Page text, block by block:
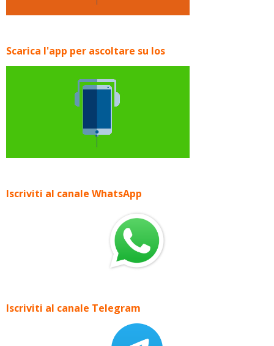
Scarica l'app per ascoltare su Ios
Iscriviti al canale WhatsApp
Iscriviti al canale Telegram